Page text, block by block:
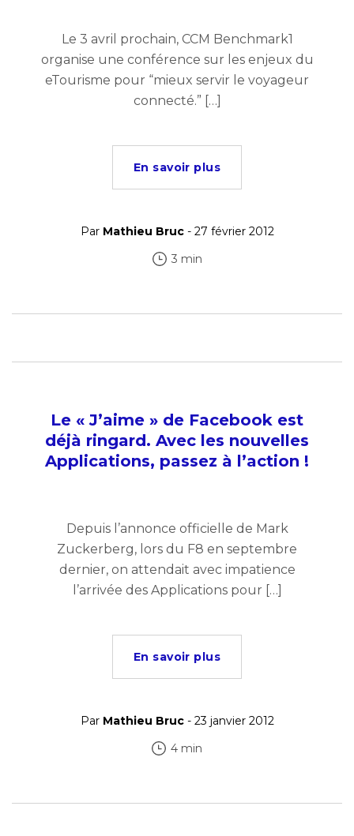
Le 3 avril prochain, CCM Benchmark1
organise une conférence sur les enjeux du
eTourisme pour “mieux servir le voyageur
connecté.” […]
En savoir plus
Par Mathieu Bruc- 27 février 2012
3 min
Le « J’aime » de Facebook est
déjà ringard. Avec les nouvelles
Applications, passez à l’action !
Depuis l’annonce officielle de Mark
Zuckerberg, lors du F8 en septembre
dernier, on attendait avec impatience
l’arrivée des Applications pour […]
En savoir plus
Par Mathieu Bruc- 23 janvier 2012
4 min